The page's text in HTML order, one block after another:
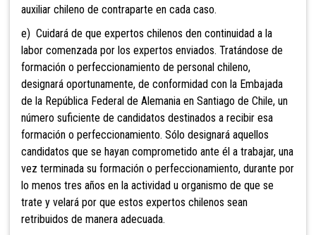
auxiliar chileno de contraparte en cada caso.
e) Cuidará de que expertos chilenos den continuidad a la
labor comenzada por los expertos enviados. Tratándose de
formación o perfeccionamiento de personal chileno,
designará oportunamente, de conformidad con la Embajada
de la República Federal de Alemania en Santiago de Chile, un
número suficiente de candidatos destinados a recibir esa
formación o perfeccionamiento. Sólo designará aquellos
candidatos que se hayan comprometido ante él a trabajar, una
vez terminada su formación o perfeccionamiento, durante por
lo menos tres años en la actividad u organismo de que se
trate y velará por que estos expertos chilenos sean
retribuidos de manera adecuada.